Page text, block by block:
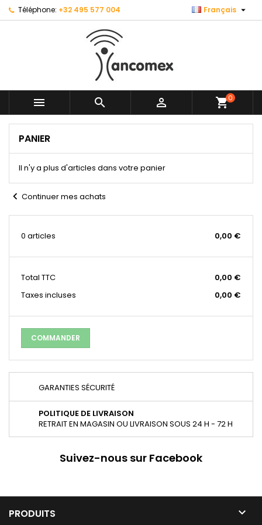
Téléphone: +32 495 577 004 Français 
   shopping_cart0
PANIER
Il n'y a plus d'articles dans votre panier
chevron_left Continuer mes achats
0 articles 0,00 €
Total TTC
0,00 €
Taxes incluses
0,00 €
COMMANDER
GARANTIES SÉCURITÉ
POLITIQUE DE LIVRAISON
RETRAIT EN MAGASIN OU LIVRAISON SOUS 24 H - 72 H
Suivez-nous sur Facebook
PRODUITS 